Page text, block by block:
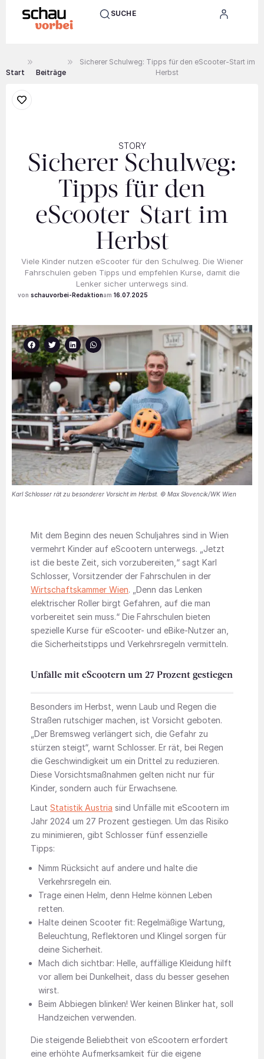
SUCHE
Start Beiträge
Sicherer Schulweg: Tipps für den eScooter-Start im
Herbst
STORY
Sicherer Schulweg:
Tipps für den
eScooter-Start im
Herbst
Viele Kinder nutzen eScooter für den Schulweg. Die Wiener
Fahrschulen geben Tipps und empfehlen Kurse, damit die
Lenker sicher unterwegs sind.
schauvorbei-Redaktion 16.07.2025
Karl Schlosser rät zu besonderer Vorsicht im Herbst. © Max Slovencik/WK Wien
Mit dem Beginn des neuen Schuljahres sind in Wien
vermehrt Kinder auf eScootern unterwegs. „Jetzt
ist die beste Zeit, sich vorzubereiten,“ sagt Karl
Schlosser, Vorsitzender der Fahrschulen in der
Wirtschaftskammer Wien. „Denn das Lenken
elektrischer Roller birgt Gefahren, auf die man
vorbereitet sein muss.“ Die Fahrschulen bieten
spezielle Kurse für eScooter- und eBike-Nutzer an,
die Sicherheitstipps und Verkehrsregeln vermitteln.
Unfälle mit eScootern um 27 Prozent gestiegen
Besonders im Herbst, wenn Laub und Regen die
Straßen rutschiger machen, ist Vorsicht geboten.
„Der Bremsweg verlängert sich, die Gefahr zu
stürzen steigt“, warnt Schlosser. Er rät, bei Regen
die Geschwindigkeit um ein Drittel zu reduzieren.
Diese Vorsichtsmaßnahmen gelten nicht nur für
Kinder, sondern auch für Erwachsene.
Laut Statistik Austria sind Unfälle mit eScootern im
Jahr 2024 um 27 Prozent gestiegen. Um das Risiko
zu minimieren, gibt Schlosser fünf essenzielle
Tipps:
Nimm Rücksicht auf andere und halte die
Verkehrsregeln ein.
Trage einen Helm, denn Helme können Leben
retten.
Halte deinen Scooter fit: Regelmäßige Wartung,
Beleuchtung, Reflektoren und Klingel sorgen für
deine Sicherheit.
Mach dich sichtbar: Helle, auffällige Kleidung hilft
vor allem bei Dunkelheit, dass du besser gesehen
wirst.
Beim Abbiegen blinken! Wer keinen Blinker hat, soll
Handzeichen verwenden.
Die steigende Beliebtheit von eScootern erfordert
eine erhöhte Aufmerksamkeit für die eigene